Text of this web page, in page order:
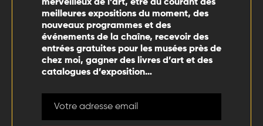
merveilleux de l’art, être au courant des
meilleures expositions du moment, des
nouveaux programmes et des
événements de la chaîne, recevoir des
entrées gratuites pour les musées près de
chez moi, gagner des livres d’art et des
catalogues d’exposition…